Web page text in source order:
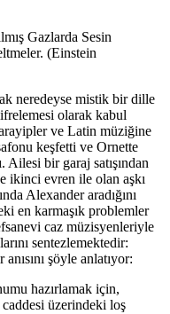
Gazlarda Sesin
(Einstein
neredeyse mistik bir dille
olarak kabul
ve Latin müziğine
keşfetti ve Ornette
Ailesi bir garaj satışından
ikinci evren ile olan aşkı
Alexander aradığını
en karmaşık problemler
caz müzisyenleriyle
sentezlemektedir:
şöyle anlatıyor:
hazırlamak için,
caddesi üzerindeki loş